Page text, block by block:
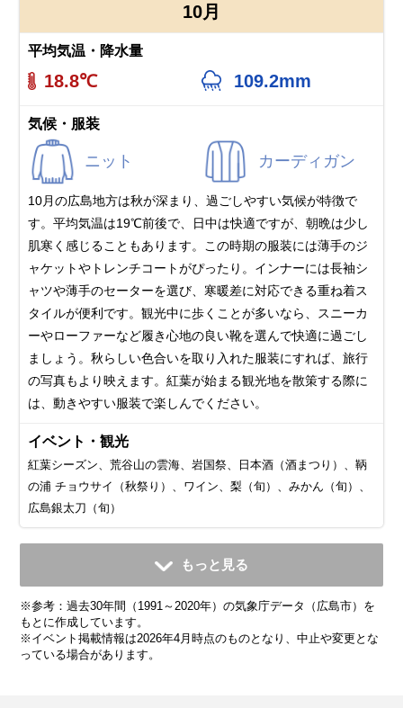
10月
平均気温・降水量
18.8℃ 109.2mm
気候・服装
ニット カーディガン
10月の広島地方は秋が深まり、過ごしやすい気候が特徴で
す。平均気温は19℃前後で、日中は快適ですが、朝晩は少し
肌寒く感じることもあります。この時期の服装には薄手のジ
ャケットやトレンチコートがぴったり。インナーには長袖シ
ャツや薄手のセーターを選び、寒暖差に対応できる重ね着ス
タイルが便利です。観光中に歩くことが多いなら、スニーカ
ーやローファーなど履き心地の良い靴を選んで快適に過ごし
ましょう。秋らしい色合いを取り入れた服装にすれば、旅行
の写真もより映えます。紅葉が始まる観光地を散策する際に
は、動きやすい服装で楽しんでください。
イベント・観光
紅葉シーズン、荒谷山の雲海、岩国祭、日本酒（酒まつり）、鞆
の浦 チョウサイ（秋祭り）、ワイン、梨（旬）、みかん（旬）、
広島銀太刀（旬）
11月
平均気温・降水量
12.9℃ 69.3mm
気候・服装
12月
平均気温・降水量
7.5℃ 54.0mm
気候・服装
1月
平均気温・降水量
5.4℃ 46.2mm
気候・服装
2月
平均気温・降水量
6.2℃ 64.0mm
気候・服装
3月
平均気温・降水量
9.5℃ 118.3mm
気候・服装
4月
平均気温・降水量
14.8℃ 141.0mm
気候・服装
5月
平均気温・降水量
19.6℃ 169.8mm
気候・服装
6月
平均気温・降水量
23.2℃ 226.5mm
気候・服装
7月
平均気温・降水量
27.2℃ 279.8mm
気候・服装
もっと見る
※参考：過去30年間（1991～2020年）の気象庁データ（広島市）を
もとに作成しています。
※イベント掲載情報は2026年4月時点のものとなり、中止や変更とな
っている場合があります。